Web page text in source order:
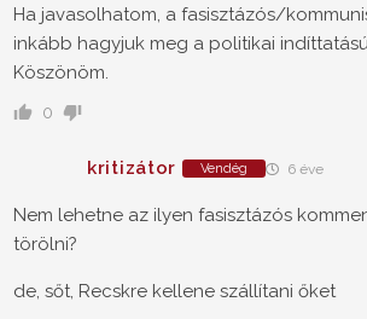
Ha javasolhatom, a fasisztázós/
inkább hagyjuk meg a politikai
Köszönöm.
0
kritizátor Vendég 6 éve
Nem lehetne az ilyen fasisztázós
törölni?
de, sőt, Recskre kellene szállítani őket